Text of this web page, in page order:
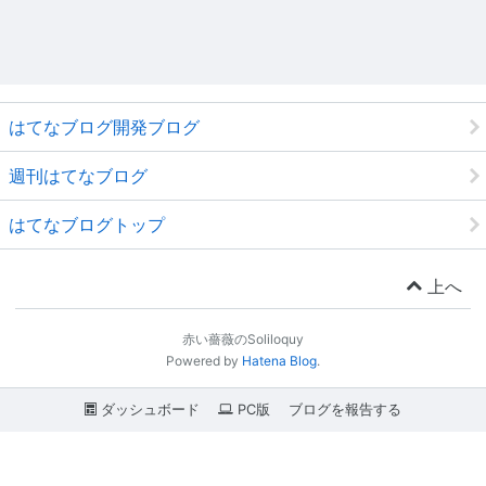
はてなブログ開発ブログ
週刊はてなブログ
はてなブログトップ
上へ
赤い薔薇のSoliloquy
Powered by Hatena Blog.
ダッシュボード PC版 ブログを報告する